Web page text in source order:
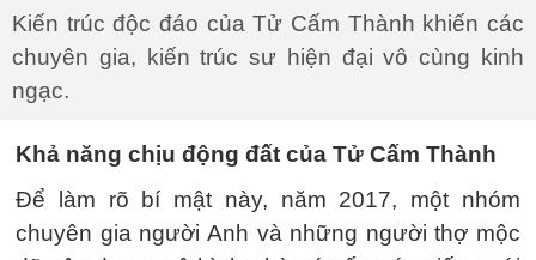
Kiến trúc độc đáo của Tử Cấm Thành khiến các
chuyên gia, kiến trúc sư hiện đại vô cùng kinh
ngạc.
Khả năng chịu động đất của Tử Cấm Thành
Để làm rõ bí mật này, năm 2017, một nhóm
chuyên gia người Anh và những người thợ mộc